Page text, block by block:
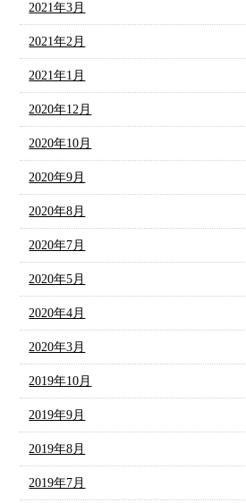
2021年3月
2021年2月
2021年1月
2020年12月
2020年10月
2020年9月
2020年8月
2020年7月
2020年5月
2020年4月
2020年3月
2019年10月
2019年9月
2019年8月
2019年7月